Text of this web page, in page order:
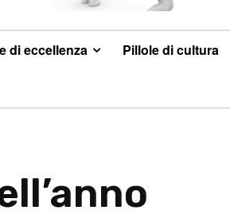
di eccellenza Pillole di cultura